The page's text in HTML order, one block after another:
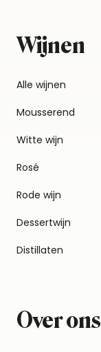
Wijnen
Alle wijnen
Mousserend
Witte wijn
Rosé
Rode wijn
Dessertwijn
Distillaten
Over ons